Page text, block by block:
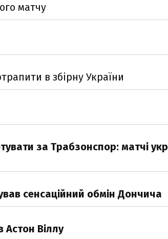
матчу
в збірну України
за Трабзонспор: матчі
сенсаційний обмін Дончича
Віллу